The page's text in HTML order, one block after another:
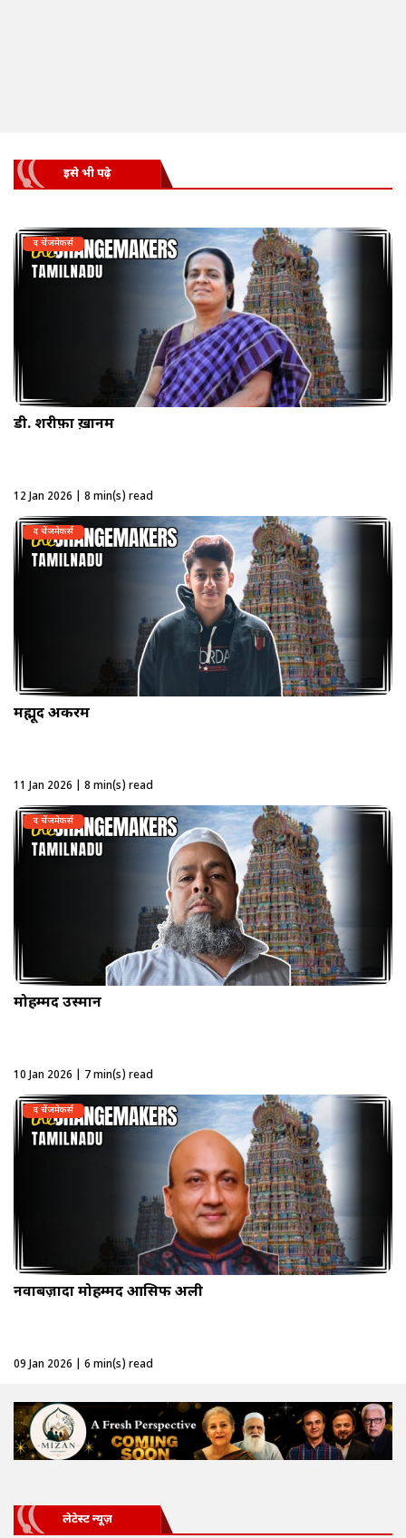
इसे भी पढ़े
द चेंजमेकर्स
डी. शरीफ़ा ख़ानम
12 Jan 2026 | 8 min(s) read
द चेंजमेकर्स
मह्मूद अकरम
11 Jan 2026 | 8 min(s) read
द चेंजमेकर्स
मोहम्मद उस्मान
10 Jan 2026 | 7 min(s) read
द चेंजमेकर्स
नवाबज़ादा मोहम्मद आसिफ अली
09 Jan 2026 | 6 min(s) read
लेटेस्ट न्यूज़